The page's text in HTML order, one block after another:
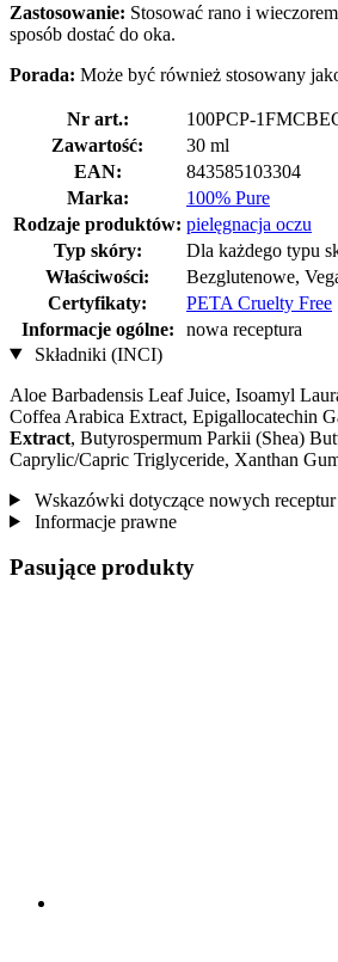
Zastosowanie: Stosować rano i
sposób dostać do oka.
Porada: Może być również stosowany
Nr art.:
100PCP-
Zawartość:
30 ml
EAN:
843585103304
Marka:
100% Pure
Rodzaje produktów: pielęgnacja oczu
Typ skóry:
Dla każdego typu
Właściwości:
Bezglutenowe,
Certyfikaty:
PETA Cruelty Free
Informacje ogólne:
nowa receptura
Składniki (INCI)
Aloe Barbadensis Leaf Juice, Isoamyl
Coffea Arabica Extract, Epigallocatechin
Extract, Butyrospermum Parkii (Shea)
Caprylic/Capric Triglyceride, Xanthan
Wskazówki dotyczące nowych
Informacje prawne
Pasujące produkty